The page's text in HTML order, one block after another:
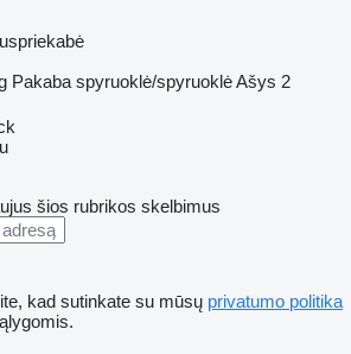
Pakaba spyruoklė/spyruoklėAšys 2
šios rubrikos skelbimus
kad sutinkate su mūsų privatumo politika